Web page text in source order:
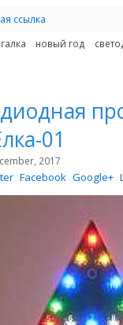
ссылка
новый год
01
2017
Facebook Google+